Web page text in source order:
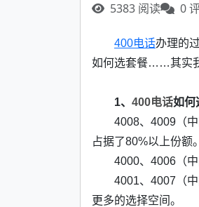
5383 阅读 0
400电话办理的
如何选套餐……其实
1、 400电话如何
4008、4009（
占据了80%以上份额。
4000、4006（
4001、4007（
更多的选择空间。